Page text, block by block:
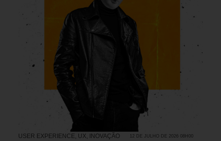
USER EXPERIENCE, UX,
INOVAÇÃO
12 DE JULHO DE 2026 08H00